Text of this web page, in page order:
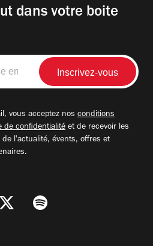
dans votre boite
vous acceptez nos conditions
de confidentialité et de recevoir les
de l'actualité, évents, offres et